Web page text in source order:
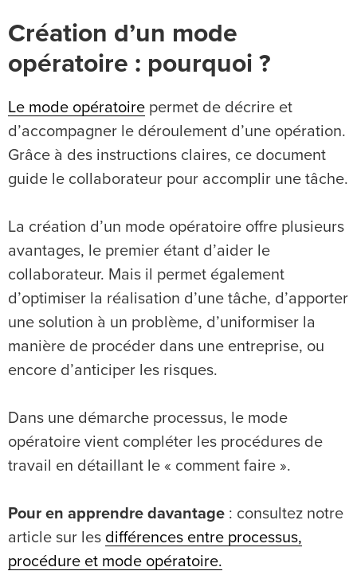
Création d’un mode
opératoire : pourquoi ?
Le mode opératoire permet de décrire et
d’accompagner le déroulement d’une opération.
Grâce à des instructions claires, ce document
guide le collaborateur pour accomplir une tâche.
La création d’un mode opératoire offre plusieurs
avantages, le premier étant d’aider le
collaborateur. Mais il permet également
d’optimiser la réalisation d’une tâche, d’apporter
une solution à un problème, d’uniformiser la
manière de procéder dans une entreprise, ou
encore d’anticiper les risques.
Dans une démarche processus, le mode
opératoire vient compléter les procédures de
travail en détaillant le « comment faire ».
Pour en apprendre davantage : consultez notre
article sur les différences entre processus,
procédure et mode opératoire.